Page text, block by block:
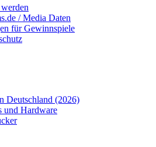
/ Media Daten
für Gewinnspiele
Deutschland (2026)
und Hardware